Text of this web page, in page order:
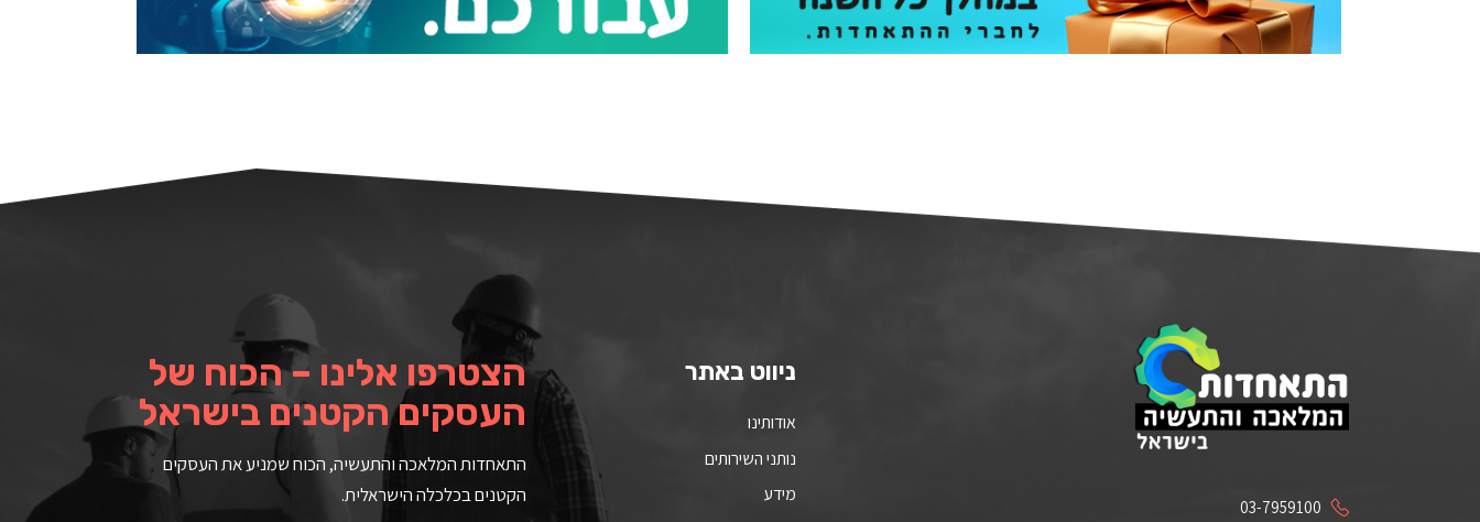
03-7959100
ניווט באתר
אודותינו
נותני השירותים
מידע
הצטרפו אלינו – הכוח של
העסקים הקטנים בישראל
התאחדות המלאכה והתעשיה, הכוח שמניע את העסקים
הקטנים בכלכלה הישראלית.